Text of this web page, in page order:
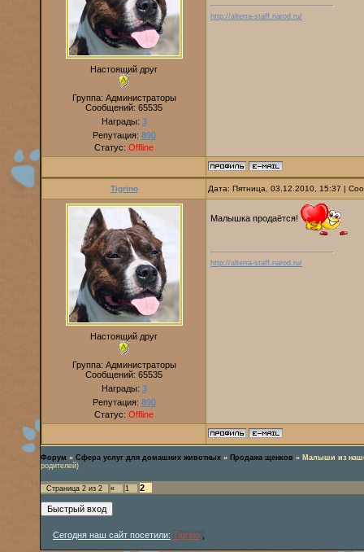
Настоящий друг
Группа: Администраторы
Сообщений: 65535
Награды: 3
Репутация: 890
Статус: Offline
http://alterra-staff.narod.ru/
Tigrino Дата: Пятница, 03.12.2010, 15:37 |
Настоящий друг
Группа: Администраторы
Сообщений: 65535
Награды: 3
Репутация: 890
Статус: Offline
Малышка продаётся!
http://alterra-staff.narod.ru/
Форум » Сфера услуг для домашних животных » Продажа щенков » Малыши из
родителей)
Страница 2 из 2 « 1 2
Сегодня наш сайт посетили: Tigrino